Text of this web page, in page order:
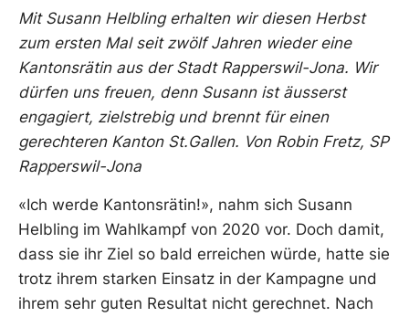
Mit Susann Helbling erhalten wir diesen Herbst
zum ersten Mal seit zwölf Jahren wieder eine
Kantonsrätin aus der Stadt Rapperswil-Jona. Wir
dürfen uns freuen, denn Susann ist äusserst
engagiert, zielstrebig und brennt für einen
gerechteren Kanton St.Gallen. Von Robin Fretz, SP
Rapperswil-Jona
«Ich werde Kantonsrätin!», nahm sich Susann
Helbling im Wahlkampf von 2020 vor. Doch damit,
dass sie ihr Ziel so bald erreichen würde, hatte sie
trotz ihrem starken Einsatz in der Kampagne und
ihrem sehr guten Resultat nicht gerechnet. Nach